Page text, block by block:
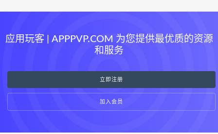
应用玩客 | APPPVP.COM 为您提供最优质的资源
和服务
立即注册
加入会员